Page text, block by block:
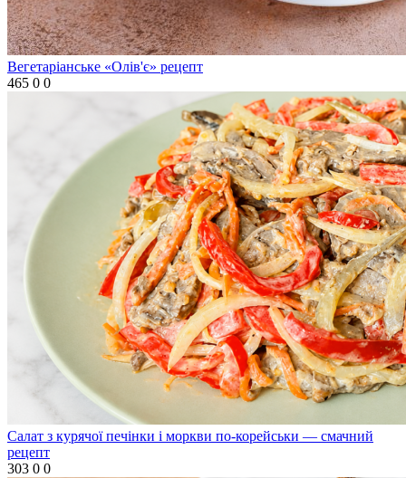
Вегетаріанське «Олів'є» рецепт
465 0 0
Салат з курячої печінки і моркви по-корейськи — смачний
рецепт
303 0 0